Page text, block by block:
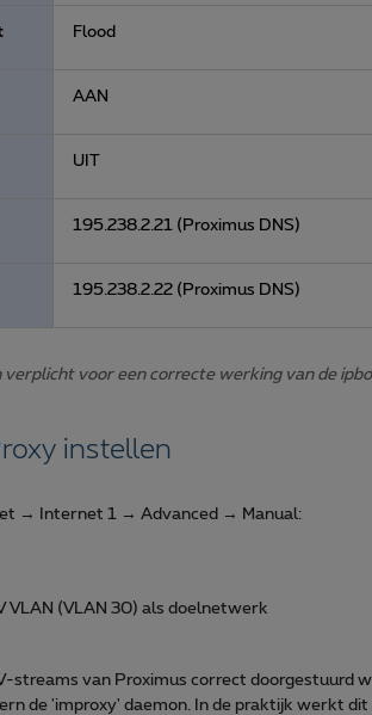
Flood
AAN
UIT
195.238.2.21 (Proximus DNS)
195.238.2.22 (Proximus DNS)
verplicht voor een correcte werking van de
instellen
→ Internet 1 → Advanced → Manual:
VLAN (VLAN 30) als doelnetwerk
streams van Proximus correct doorgestuurd
de 'improxy' daemon. In de praktijk werkt